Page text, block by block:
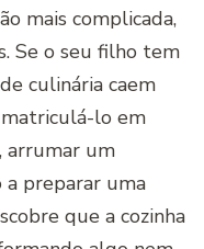
mais complicada,
Se o seu filho tem
culinária caem
lo em
arrumar um
preparar uma
que a cozinha